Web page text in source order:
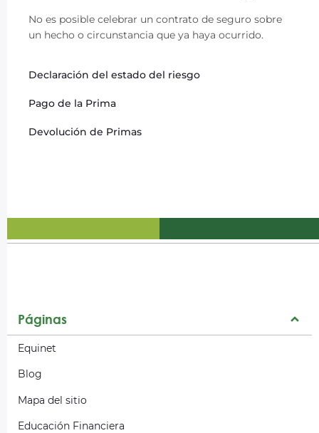
No es posible celebrar un contrato de seguro sobre
un hecho o circunstancia que ya haya ocurrido.
Declaración del estado del riesgo
Pago de la Prima
Devolución de Primas
Páginas
Equinet
Blog
Mapa del sitio
Educación Financiera